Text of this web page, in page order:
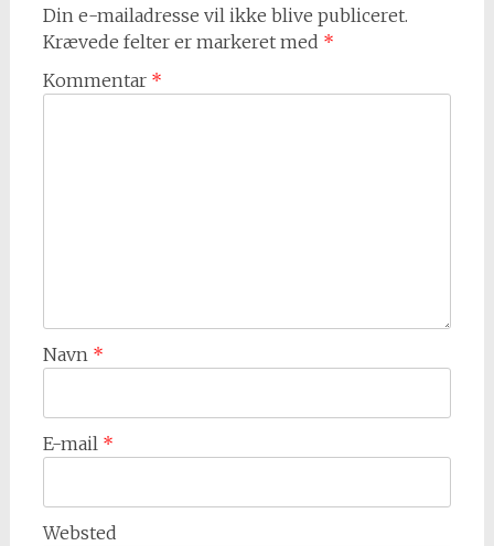
Din e-mailadresse vil ikke blive publiceret.
Krævede felter er markeret med *
Kommentar *
Navn *
E-mail *
Websted